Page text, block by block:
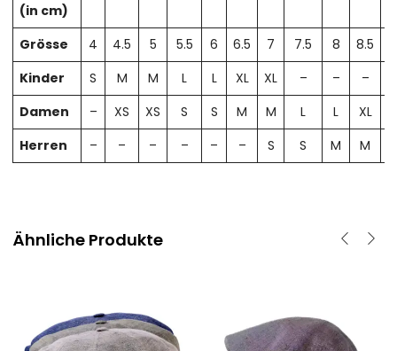
(in cm)
Grösse 4 4.5 5 5.5 6 6.5 7 7.5 8 8.5
Kinder
S M M L L XL XL – – –
Damen
– XS XS S S M M L L XL
Herren
– – – – – – S S M M
Ähnliche Produkte